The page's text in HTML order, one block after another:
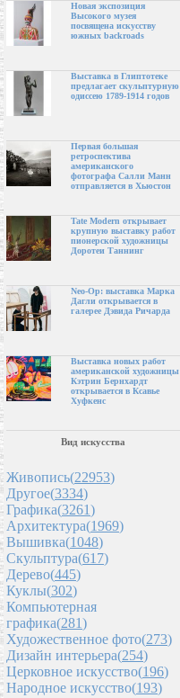
Новая экспозиция
Высокого музея
посвящена искусству
южных backroads
Выставка в Глиптотеке
предлагает скульптурную
одиссею 1789-1914 годов
Первая большая
ретроспектива
американского
фотографа Салли Манн
отправляется в Хьюстон
Tate Modern открывает
крупную выставку работ
пионерской художницы
Доротеи Таннинг
Neo-Op: выставка Марка
Дагли открывается в
галерее Дэвида Ричарда
Выставка новых работ
американской художницы
Кэтрин Бернхардт
открывается в Ксавье
Хуфкенс
Вид искусства
Живопись(22953)
Другое(3334)
Графика(3261)
Архитектура(1969)
Вышивка(1048)
Скульптура(617)
Дерево(445)
Куклы(302)
Компьютерная
графика(281)
Художественное фото(273)
Дизайн интерьера(254)
Церковное искусство(196)
Народное искусство(193)